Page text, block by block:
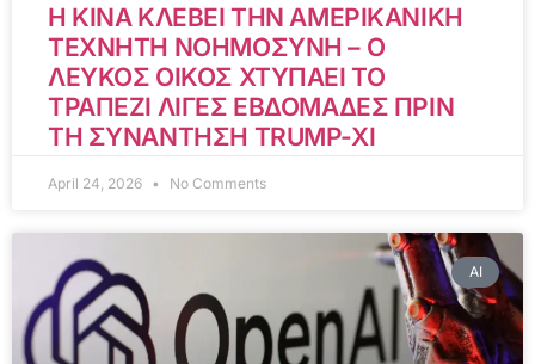
Η ΚΙΝΑ ΚΛΕΒΕΙ ΤΗΝ ΑΜΕΡΙΚΑΝΙΚΗ
ΤΕΧΝΗΤΗ ΝΟΗΜΟΣΥΝΗ – Ο
ΛΕΥΚΟΣ ΟΙΚΟΣ ΧΤΥΠΑΕΙ ΤΟ
ΤΡΑΠΕΖΙ ΛΙΓΕΣ ΕΒΔΟΜΑΔΕΣ ΠΡΙΝ
ΤΗ ΣΥΝΑΝΤΗΣΗ TRUMP-XI
April 24, 2026 No Comments
AI